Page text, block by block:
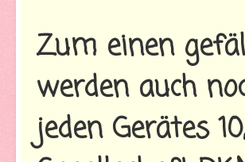
Zum einen
werden auch
jeden Gerätes